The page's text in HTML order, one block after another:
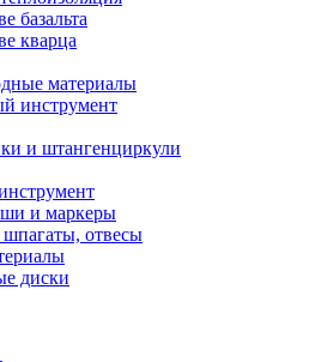
базальта
кварца
материалы
инструмент
и штангенциркули
и маркеры
отвесы
диски